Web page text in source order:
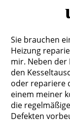
Sie brauchen
Heizung
mir. Neben
den
oder repariere
einem meiner
die
Defekten